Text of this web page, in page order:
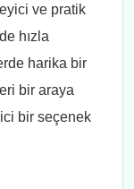
ve pratik
hızla
harika bir
bir araya
bir seçenek